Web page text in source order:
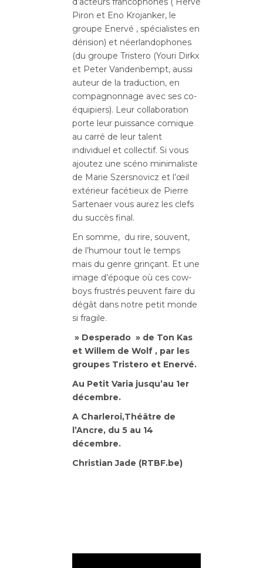
Piron et Eno Krojanker, le
groupe Enervé , spécialistes en
dérision) et néerlandophones
(du groupe Tristero (Youri Dirkx
et Peter Vandenbempt, aussi
auteur de la traduction, en
compagnonnage avec ses co-
équipiers). Leur collaboration
porte leur puissance comique
au carré de leur talent
individuel et collectif. Si vous
ajoutez une scéno minimaliste
de Marie Szersnovicz et l’œil
extérieur facétieux de Pierre
Sartenaer vous aurez les clefs
du succès final.
En somme, du rire, souvent,
de l’humour tout le temps
mais du genre grinçant. Et une
image d’époque où ces cow-
boys frustrés peuvent faire du
dégât dans notre petit monde
si fragile.
» Desperado » de Ton Kas
et Willem de Wolf , par les
groupes Tristero et Enervé.
Au Petit Varia jusqu’au 1er
décembre.
A Charleroi,Théâtre de
l’Ancre, du 5 au 14
décembre.
Christian Jade (RTBF.be)